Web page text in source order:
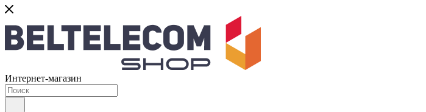
Интернет-магазин